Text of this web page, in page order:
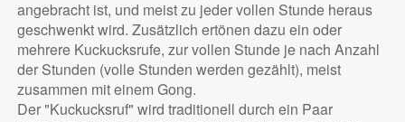
angebracht ist, und meist zu jeder vollen Stunde heraus
geschwenkt wird. Zusätzlich ertönen dazu ein oder
mehrere Kuckucksrufe, zur vollen Stunde je nach Anzahl
der Stunden (volle Stunden werden gezählt), meist
zusammen mit einem Gong.
Der "Kuckucksruf" wird traditionell durch ein Paar